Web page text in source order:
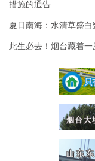
措施的通告
夏日南海：水清草盛
此生必去！烟台藏着